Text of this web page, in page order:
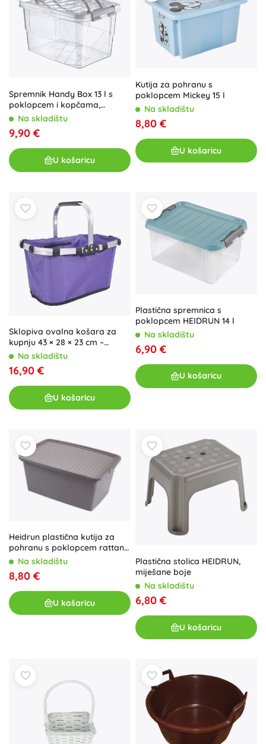
Spremnik Handy Box 13 l s
poklopcem i kopčama,
proziran
Na skladištu
9,90 €
U košaricu
Kutija za pohranu s
poklopcem Mickey 15 l
Na skladištu
8,80 €
U košaricu
Sklopiva ovalna košara za
kupnju 43 × 28 × 23 cm –
ljubičasta
Na skladištu
16,90 €
U košaricu
Plastična spremnica s
poklopcem HEIDRUN 14 l
Na skladištu
6,90 €
U košaricu
Heidrun plastična kutija za
pohranu s poklopcem rattan
20 lNa skladištu
8,80 €
U košaricu
Plastična stolica HEIDRUN,
miješane boje
Na skladištu
6,80 €
U košaricu